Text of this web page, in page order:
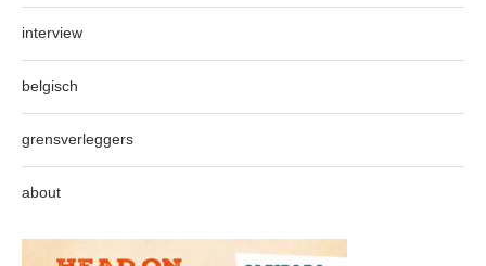
interview
belgisch
grensverleggers
about